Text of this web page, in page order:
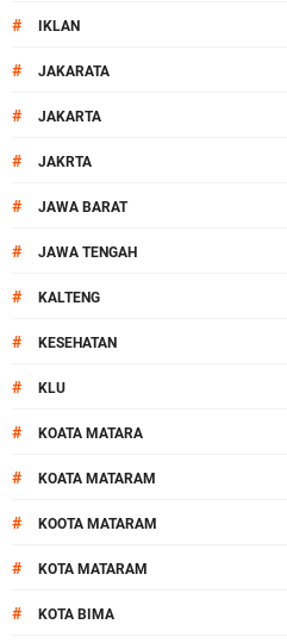
# IKLAN
# JAKARATA
# JAKARTA
# JAKRTA
# JAWA BARAT
# JAWA TENGAH
# KALTENG
# KESEHATAN
# KLU
# KOATA MATARA
# KOATA MATARAM
# KOOTA MATARAM
# KOTA MATARAM
# KOTA BIMA